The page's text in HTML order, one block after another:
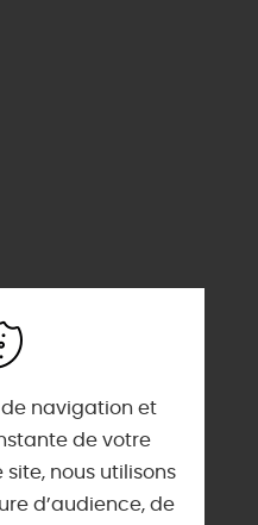
de navigation et
de votre
nous utilisons
d’audience, de